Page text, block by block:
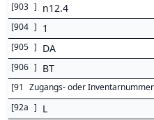
[903 ] n12.4
[904 ] 1
[905 ] DA
[906 ] BT
[91 Zugangs- oder Inventarnummer
[92a ] L